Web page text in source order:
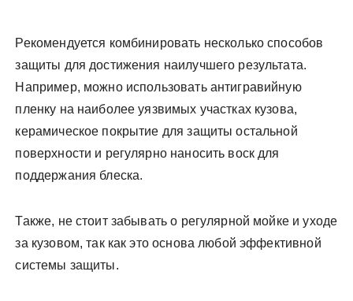
Рекомендуется комбинировать несколько способов
защиты для достижения наилучшего результата.
Например, можно использовать антигравийную
пленку на наиболее уязвимых участках кузова,
керамическое покрытие для защиты остальной
поверхности и регулярно наносить воск для
поддержания блеска.
Также, не стоит забывать о регулярной мойке и уходе
за кузовом, так как это основа любой эффективной
системы защиты.